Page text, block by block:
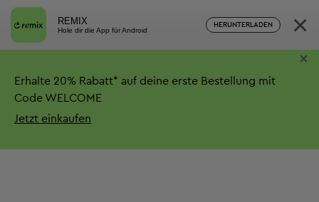
REMIX
Hole dir die App für Android
HERUNTERLADEN ×
Erhalte 20% Rabatt* auf deine erste Bestellung mit
Code WELCOME
Jetzt einkaufen
×